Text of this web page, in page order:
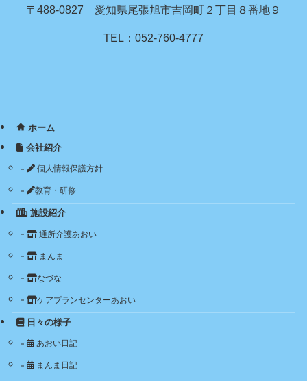
〒488-0827 愛知県尾張旭市吉岡町２丁目８番地９
TEL：052-760-4777
ホーム
会社紹介
個人情報保護方針
教育・研修
施設紹介
通所介護あおい
まんま
なづな
ケアプランセンターあおい
日々の様子
あおい日記
まんま日記